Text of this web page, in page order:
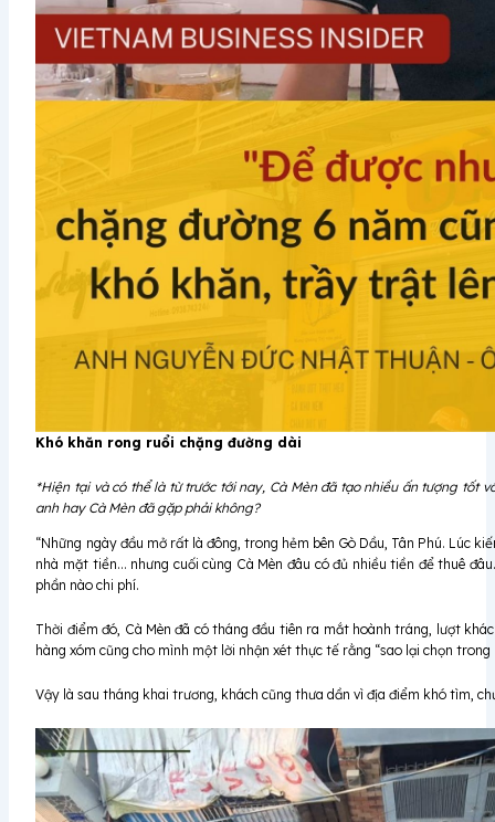
Khó khăn rong ruổi chặng đường dài
*Hiện tại và có thể là từ trước tới nay, Cà Mèn đã tạo nhiều ấn tượng tốt
anh hay Cà Mèn đã gặp phải không?
“Những ngày đầu mở rất là đông, trong hẻm bên Gò Dầu, Tân Phú. Lúc
nhà mặt tiền… nhưng cuối cùng Cà Mèn đâu có đủ nhiều tiền để thuê
phần nào chi phí.
Thời điểm đó, Cà Mèn đã có tháng đầu tiên ra mắt hoành tráng, lượt
hàng xóm cũng cho mình một lời nhận xét thực tế rằng “sao lại chọn
Vậy là sau tháng khai trương, khách cũng thưa dần vì địa điểm khó tìm,